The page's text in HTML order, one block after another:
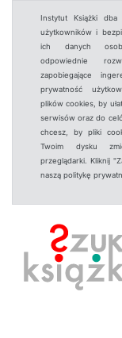
Instytut Książki
użytkowników i
ich danych
odpowiednie
zapobiegające
prywatność
plików cookies, by
serwisów oraz do
chcesz, by pliki
Twoim dysku
przeglądarki. Kliknij
naszą politykę